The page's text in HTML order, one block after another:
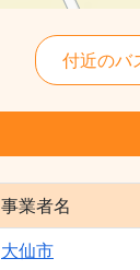
付近のバ
事業者名
大仙市